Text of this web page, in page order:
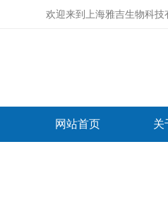
欢迎来到 上海雅吉生物科
网站首页 关